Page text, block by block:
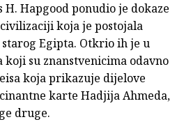
H. Hapgood ponudio je dokaze
koja je postojala
Egipta. Otkrio ih je u
su znanstvenicima odavno
koja prikazuje dijelove
karte Hadjija Ahmeda,
druge.